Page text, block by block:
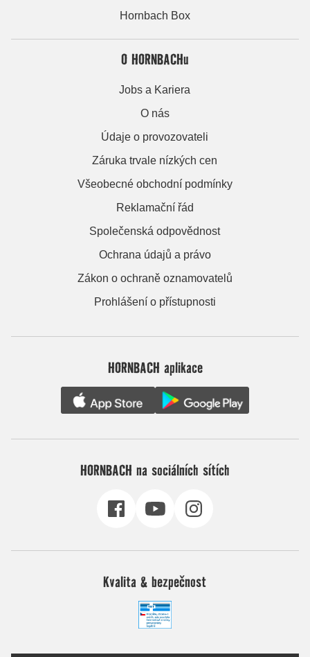
Hornbach Box
O HORNBACHu
Jobs a Kariera
O nás
Údaje o provozovateli
Záruka trvale nízkých cen
Všeobecné obchodní podmínky
Reklamační řád
Společenská odpovědnost
Ochrana údajů a právo
Zákon o ochraně oznamovatelů
Prohlášení o přístupnosti
HORNBACH aplikace
HORNBACH na sociálních sítích
Kvalita & bezpečnost